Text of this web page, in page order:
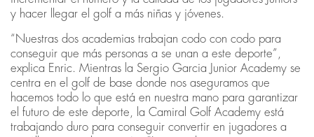
y hacer llegar el golf a más niñas y jóvenes.
“Nuestras dos academias trabajan codo con codo para
conseguir que más personas a se unan a este deporte”,
explica Enric. Mientras la Sergio Garcia Junior Academy se
centra en el golf de base donde nos aseguramos que
hacemos todo lo que está en nuestra mano para garantizar
el futuro de este deporte, la Camiral Golf Academy está
trabajando duro para conseguir convertir en jugadores a